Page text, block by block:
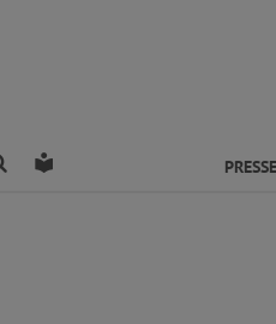
FindenLeichte Sprache PRESSE